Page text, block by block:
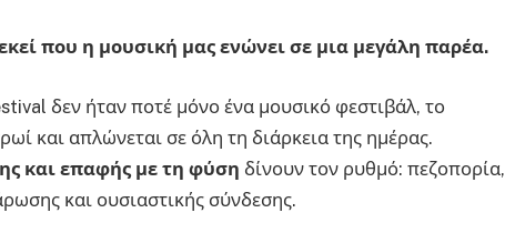
που η μουσική μας ενώνει σε μια μεγάλη παρέα.
δεν ήταν ποτέ μόνο ένα μουσικό φεστιβάλ, το
και απλώνεται σε όλη τη διάρκεια της ημέρας.
και επαφής με τη φύση δίνουν τον ρυθμό: πεζοπορία,
και ουσιαστικής σύνδεσης.